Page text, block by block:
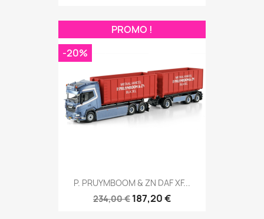
P. PRUYMBOOM & ZN DAF XF...
234,00 € 187,20 €
PROMO !
-20%